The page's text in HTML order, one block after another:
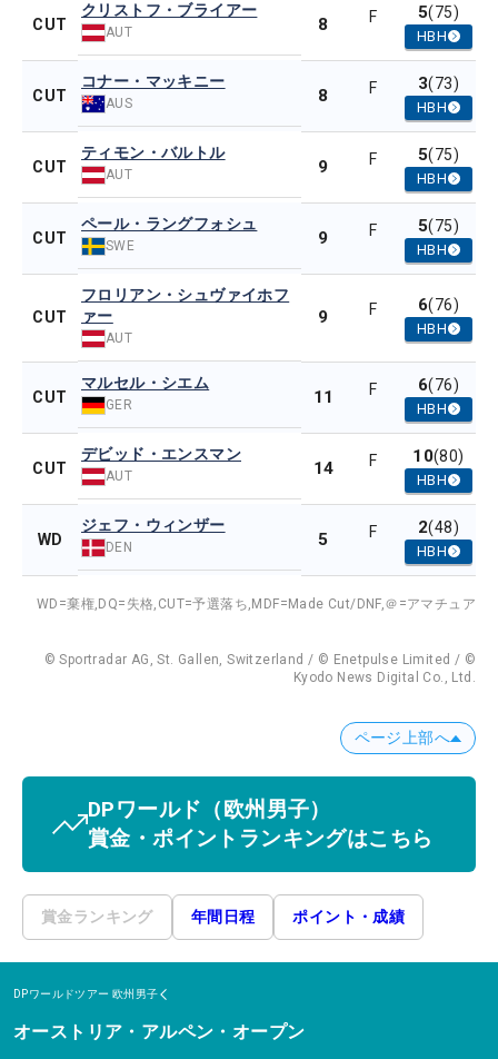
CUT
クリストフ・ブライアー
AUT 8 F 5(75)
HBH
CUT
コナー・マッキニー
AUS 8 F 3(73)
HBH
CUT
ティモン・バルトル
AUT 9 F 5(75)
HBH
CUT
ペール・ラングフォシュ
SWE 9 F 5(75)
HBH
CUT
フロリアン・シュヴァイホフ
ァー
AUT
9 F 6(76)
HBH
CUT
マルセル・シエム
GER 11 F 6(76)
HBH
CUT
デビッド・エンスマン
AUT 14 F 10(80)
HBH
WD
ジェフ・ウィンザー
DEN 5 F 2(48)
HBH
WD=棄権, DQ=失格, CUT=予選落ち, MDF=Made Cut/DNF,＠=アマチュア
© Sportradar AG, St. Gallen, Switzerland / © Enetpulse Limited / ©
Kyodo News Digital Co., Ltd.
ページ上部へ
DPワールド （欧州男子）
賞金・ポイントランキングはこちら
賞金ランキング 年間日程 ポイント・成績
DPワールドツアー 欧州男子
オーストリア・アルペン・オープン